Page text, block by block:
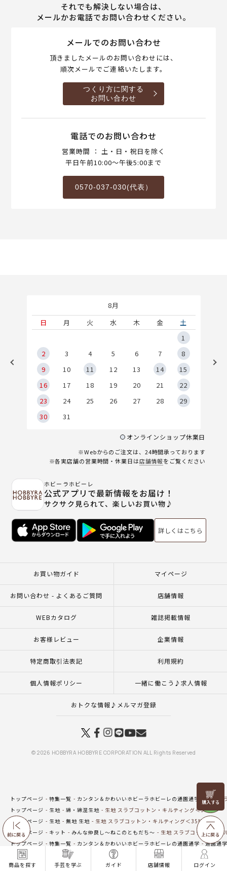
商品を探す 手芸を学ぶ ガイド 店舗情報 ログイン
前に戻る
リリヤン
フェア
上に戻る
それでも解決しない場合は、
メールかお電話でお問い合わせください。
メールでのお問い合わせ
頂きましたメールのお問い合わせには、
順次メールでご連絡いたします。
つくり方に関する
お問い合わせ
電話でのお問い合わせ
営業時間 ： 土・日・祝日を除く
平日午前10:00～午後5:00まで
0570-037-030(代表）
8月
日
月 火 水 木 金
土
1
2
3 4 5 6 7
8
9
10 11 12 13 14
15
16
17 18 19 20 21
22
23
24 25 26 27 28
29
30
31
オンラインショップ休業日
※Webからのご注文は、24時間承っております
※各実店舗の営業時間・休業日は店舗情報をご覧ください
ホビーラホビーレ
公式アプリで最新情報をお届け！
サクサク見られて、楽しいお買い物♪
詳しくはこちら
お買い物ガイド マイページ
お問い合わせ - よくあるご質問 店舗情報
WEBカタログ 雑誌掲載情報
お客様レビュー 企業情報
特定商取引法表記 利用規約
個人情報ポリシー 一緒に働こう♪求人情報
おトクな情報♪メルマガ登録
© 2026 HOBBYRA HOBBYRE CORPORATION ALL Rights Reserved
トップページ 特集一覧 カンタン＆かわいいホビーラホビーレの通園通学
生地 ス
トップページ
生地 綿・綿混生地
生地 スラブコットン・キルティング＜35N＞
トップページ
生地 無地 生地
生地 スラブコットン・キルティング＜35N＞
トップページ
キット みんな仲良し～ねこのともだち～
生地 スラブコットン・キ
トップページ
特集一覧 カンタン＆かわいいホビーラホビーレの通園通学
通園通
トップページ
特集一覧 カンタン＆かわいいホビーラホビーレの通園通学
通園通
トップページ
生地 キルティング生地 生地 スラブコットン・キルティング＜35N